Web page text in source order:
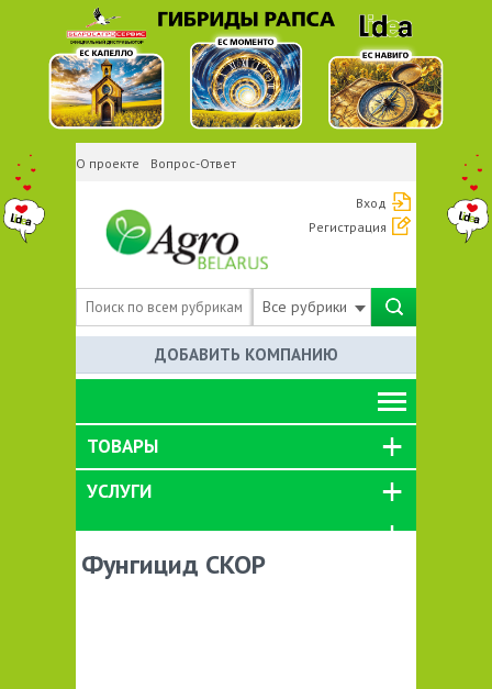
О проекте Вопрос-Ответ
Вход
Регистрация
Все рубрики
ДОБАВИТЬ КОМПАНИЮ
ТОВАРЫ
УСЛУГИ
Фунгицид СКОР